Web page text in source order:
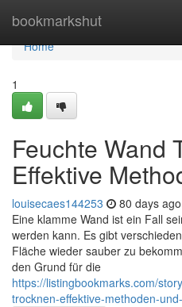
bookmarkshut
Home
Home
1
Feuchte Wand
Effektive
louisecaes144253 80 days ago
Eine klamme Wand ist ein Fall
werden kann. Es gibt
Fläche wieder sauber zu
den Grund für die
https://listingbookmarks.com/
trocknen-effektive-methoden-